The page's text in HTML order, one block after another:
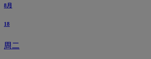
8月
18
周二